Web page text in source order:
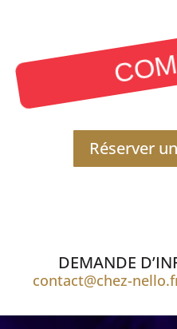
Réserver
DEMANDE
contact@chez-